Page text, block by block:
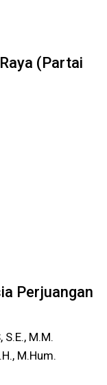
(Partai
Perjuangan
S.E., M.M.
M.Hum.